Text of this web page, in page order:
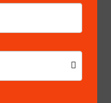
1080P